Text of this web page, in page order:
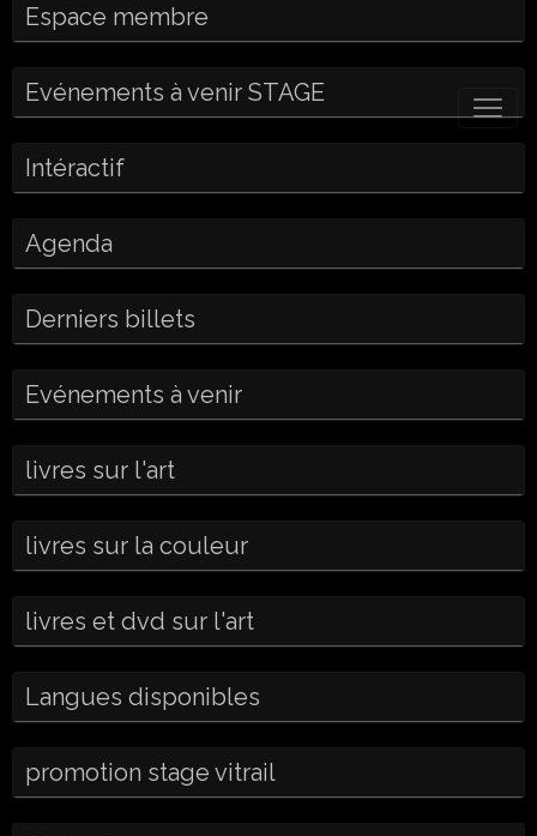
Espace membre
Evénements à venir STAGE
Intéractif
Agenda
Derniers billets
Evénements à venir
livres sur l'art
livres sur la couleur
livres et dvd sur l'art
Langues disponibles
promotion stage vitrail